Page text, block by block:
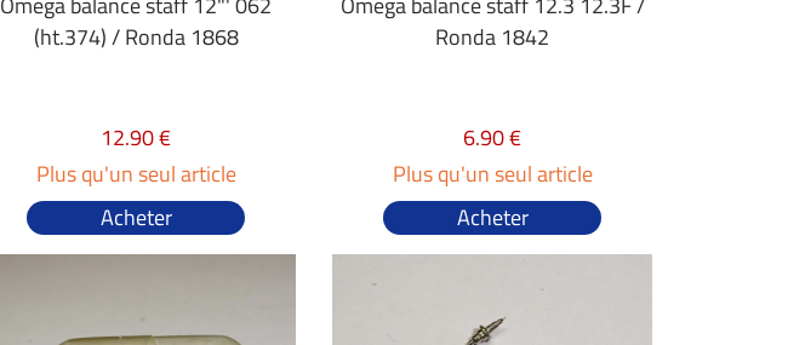
(ht.374) / Ronda 1868
12.90 €
Plus qu'un seul article
Acheter
Ronda 1842
6.90 €
Plus qu'un seul article
Acheter